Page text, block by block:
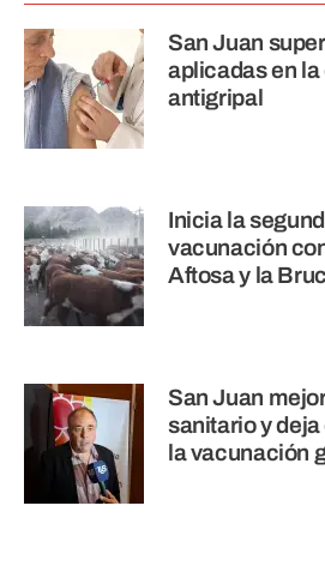
San Juan
aplicadas en
antigripal
Inicia la
vacunación
Aftosa y la
San Juan
sanitario y
la vacunación